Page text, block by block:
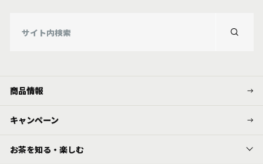
商品情報
キャンペーン
お茶を知る・楽しむ